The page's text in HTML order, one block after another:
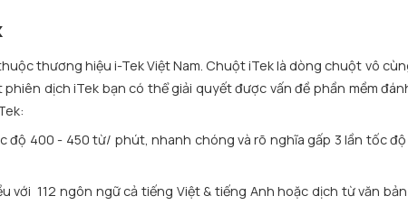
thương hiệu i-Tek Việt Nam. Chuột iTek là dòng chuột vô
dịch iTek bạn có thể giải quyết được vấn đề phần mềm
độ 400 - 450 từ/ phút, nhanh chóng và rõ nghĩa gấp 3 lần tốc
với 112 ngôn ngữ cả tiếng Việt & tiếng Anh hoặc dịch từ văn